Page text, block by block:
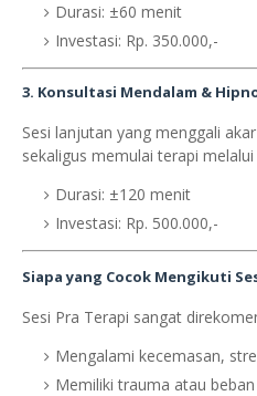
Durasi: ±60 menit
Investasi: Rp. 350.000,-
3. Konsultasi Mendalam &
Sesi lanjutan yang menggali
sekaligus memulai terapi
Durasi: ±120 menit
Investasi: Rp. 500.000,-
Siapa yang Cocok Mengikuti
Sesi Pra Terapi sangat
Mengalami kecemasan,
Memiliki trauma atau